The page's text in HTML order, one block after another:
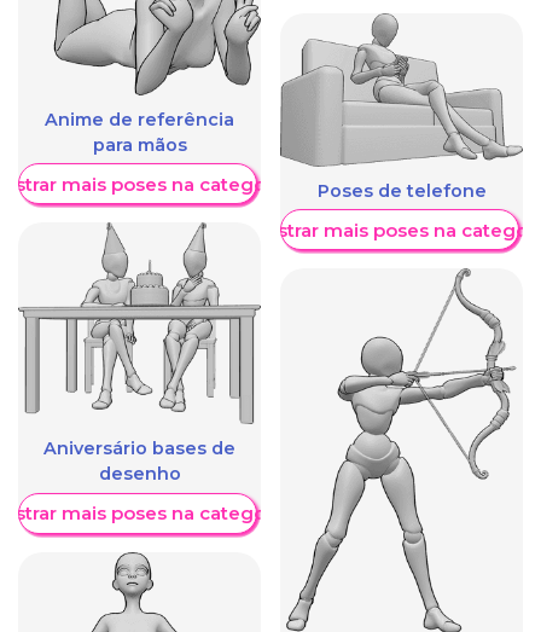
Anime de referência
para mãos
mais poses na categoria
Aniversário bases de
desenho
mais poses na categoria
Poses de telefone
Mostrar mais poses na